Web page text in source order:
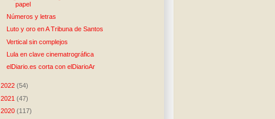
papel
Números y letras
Luto y oro en A Tribuna de Santos
Vertical sin complejos
Lula en clave cinematrográfica
elDiario.es corta con elDiarioAr
2022 (54)
2021 (47)
2020 (117)